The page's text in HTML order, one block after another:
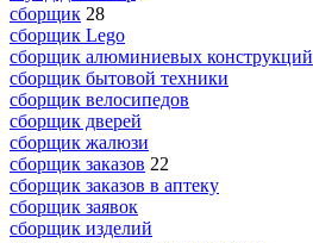
сборщик 28
сборщик Lego
сборщик алюминиевых конструкций
сборщик бытовой техники
сборщик велосипедов
сборщик дверей
сборщик жалюзи
сборщик заказов 22
сборщик заказов в аптеку
сборщик заявок
сборщик изделий